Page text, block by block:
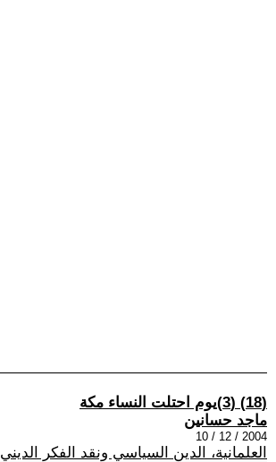
(18) (3)يوم احتلت النساء مكة
ماجد حسانين
2004 / 12 / 10
العلمانية، الدين السياسي ونقد الفكر الديني